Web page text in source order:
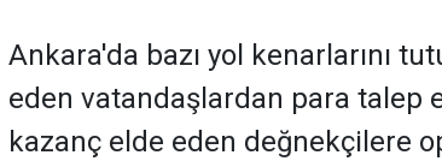
Ankara'da bazı yol kenarlarını
eden vatandaşlardan para talep
kazanç elde eden değnekçilere